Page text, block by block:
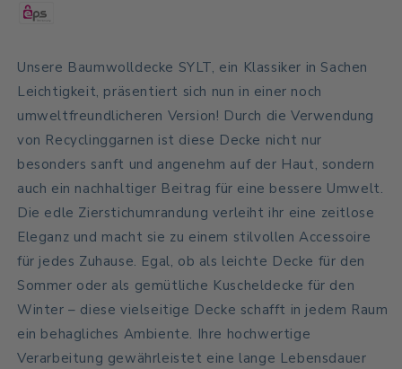
Unsere Baumwolldecke SYLT, ein Klassiker in Sachen
Leichtigkeit, präsentiert sich nun in einer noch
umweltfreundlicheren Version! Durch die Verwendung
von Recyclinggarnen ist diese Decke nicht nur
besonders sanft und angenehm auf der Haut, sondern
auch ein nachhaltiger Beitrag für eine bessere Umwelt.
Die edle Zierstichumrandung verleiht ihr eine zeitlose
Eleganz und macht sie zu einem stilvollen Accessoire
für jedes Zuhause. Egal, ob als leichte Decke für den
Sommer oder als gemütliche Kuscheldecke für den
Winter – diese vielseitige Decke schafft in jedem Raum
ein behagliches Ambiente. Ihre hochwertige
Verarbeitung gewährleistet eine lange Lebensdauer